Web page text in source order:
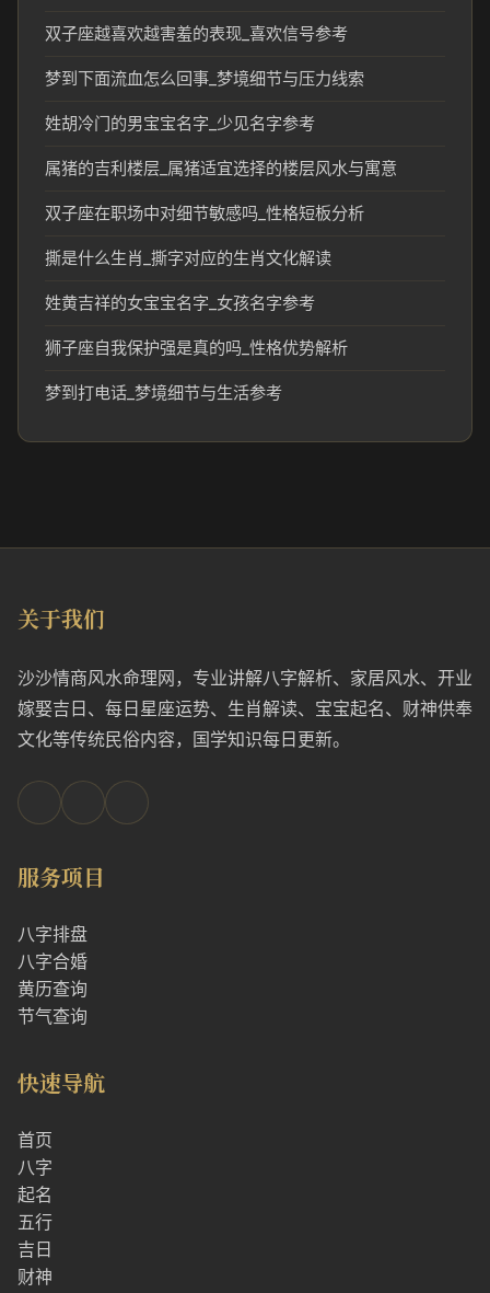
双子座越喜欢越害羞的表现_喜欢信号参考
梦到下面流血怎么回事_梦境细节与压力线索
姓胡冷门的男宝宝名字_少见名字参考
属猪的吉利楼层_属猪适宜选择的楼层风水与寓意
双子座在职场中对细节敏感吗_性格短板分析
撕是什么生肖_撕字对应的生肖文化解读
姓黄吉祥的女宝宝名字_女孩名字参考
狮子座自我保护强是真的吗_性格优势解析
梦到打电话_梦境细节与生活参考
关于我们
沙沙情商风水命理网，专业讲解八字解析、家居风水、开业
嫁娶吉日、每日星座运势、生肖解读、宝宝起名、财神供奉
文化等传统民俗内容，国学知识每日更新。
服务项目
八字排盘
八字合婚
黄历查询
节气查询
快速导航
首页
八字
起名
五行
吉日
财神